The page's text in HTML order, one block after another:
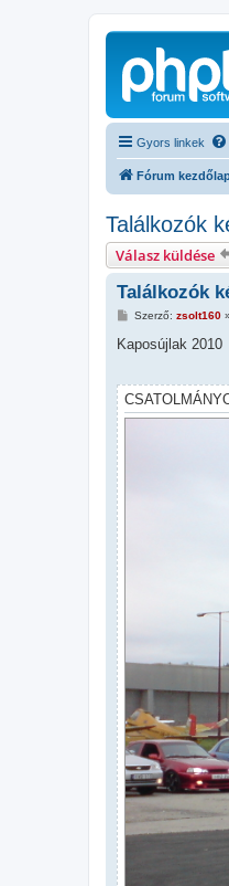
Gyors linkek
Fórum
Találkozók
Válasz küldése
Találkozók
H
z
z
z
ó
l
Szerző: zsolt160»
Kaposújlak 2010